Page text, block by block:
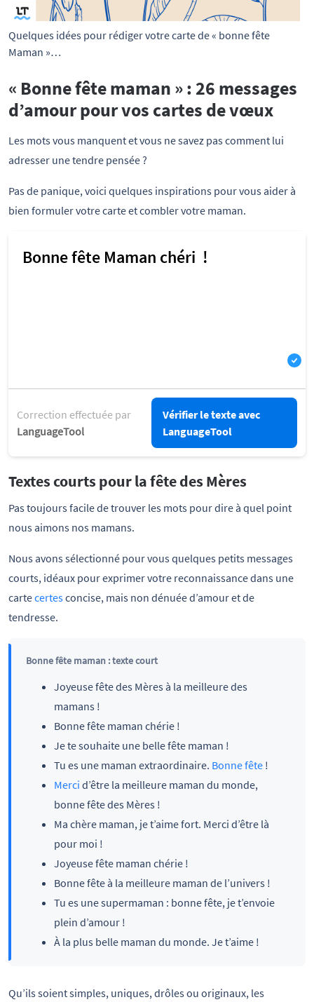
Quelques idées pour rédiger votre carte de « bonne fête
Maman »…
« Bonne fête maman » : 26 messages
d’amour pour vos cartes de vœux
Les mots vous manquent et vous ne savez pas comment lui
adresser une tendre pensée ?
Pas de panique, voici quelques inspirations pour vous aider à
bien formuler votre carte et combler votre maman.
Correction effectuée par
LanguageTool
Vérifier le texte avec
LanguageTool
Textes courts pour la fête des Mères
Pas toujours facile de trouver les mots pour dire à quel point
nous aimons nos mamans.
Nous avons sélectionné pour vous quelques petits messages
courts, idéaux pour exprimer votre reconnaissance dans une
cartecertesconcise, mais non dénuée d’amour et de
tendresse.
Bonne fête maman : texte court
Joyeuse fête des Mères à la meilleure des
mamans !
Bonne fête maman chérie !
Je te souhaite une belle fête maman !
Tu es une maman extraordinaire. Bonne fête!
Merci d’être la meilleure maman du monde,
bonne fête des Mères !
Ma chère maman, je t’aime fort. Merci d’être là
pour moi !
Joyeuse fête maman chérie !
Bonne fête à la meilleure maman de l’univers !
Tu es une supermaman : bonne fête, je t’envoie
plein d’amour !
À la plus belle maman du monde. Je t’aime !
Qu’ils soient simples, uniques, drôles ou originaux, les